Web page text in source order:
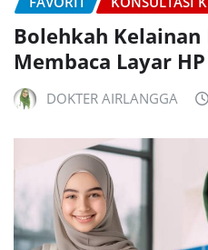
Bolehkah
Membaca Layar
DOKTER AIRLANGGA